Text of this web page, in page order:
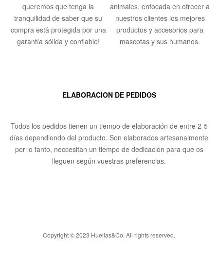
queremos que tenga la
tranquilidad de saber que su
compra está protegida por una
garantía sólida y confiable!
animales, enfocada en ofrecer a
nuestros clientes los mejores
productos y accesorios para
mascotas y sus humanos.
ELABORACION DE PEDIDOS
Todos los pedidos tienen un tiempo de elaboración de entre 2-5
días dependiendo del producto. Son elaborados artesanalmente
por lo tanto, neccesitan un tiempo de dedicación para que os
lleguen según vuestras preferencias.
Copyright © 2023 Huellas&Co. All rights reserved.